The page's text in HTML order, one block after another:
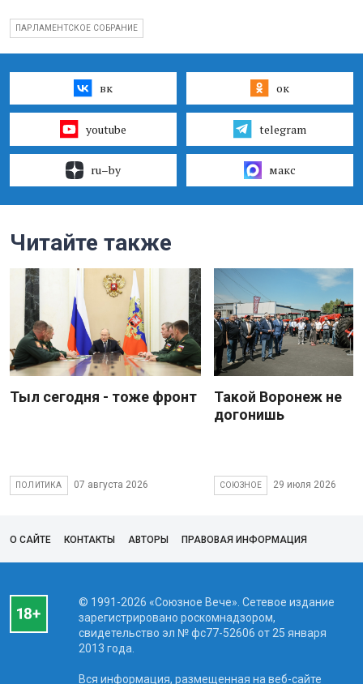
ПАРЛАМЕНТСКОЕ СОБРАНИЕ
вк ок
youtube telegram
ru–by макс
Читайте также
Тыл сегодня - тоже фронт
ПОЛИТИКА 07 августа 2026
Такой Воронеж не
догонишь
СОЮЗНОЕ 29 июля 2026
О САЙТЕ КОНТАКТЫ АВТОРЫ ПРАВОВАЯ ИНФОРМАЦИЯ
© 1991-2026 «Союзное Вече». Сетевое издание
зарегистрировано роскомнадзором,
свидетельство эл № фc77-52606 от 25 января
2013 года.
Вся информация, размещенная на веб-сайте